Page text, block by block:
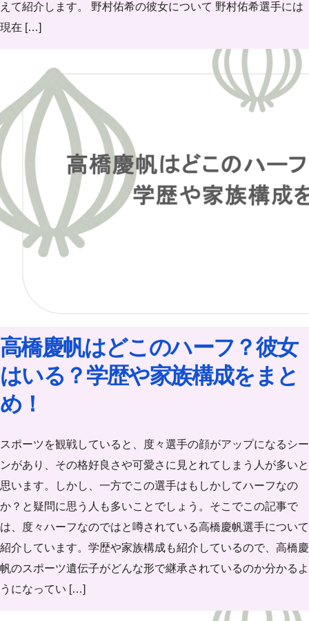
えて紹介します。 野村佑希の彼女について 野村佑希選手には
現在 […]
高橋慶帆はどこのハーフ？彼女
はいる？学歴や家族構成をまと
め！
スポーツを観戦していると、度々選手の顔がアップになるシー
ンがあり、その格好良さや可愛さに見とれてしまう人が多いと
思います。しかし、一方でこの選手はもしかしてハーフなの
か？と疑問に思う人も多いことでしょう。そこでこの記事で
は、度々ハーフなのではと噂されている高橋慶帆選手について
紹介しています。学歴や家族構成も紹介しているので、高橋慶
帆のスポーツ遺伝子がどんな形で継承されているのか分かるよ
うになってい […]